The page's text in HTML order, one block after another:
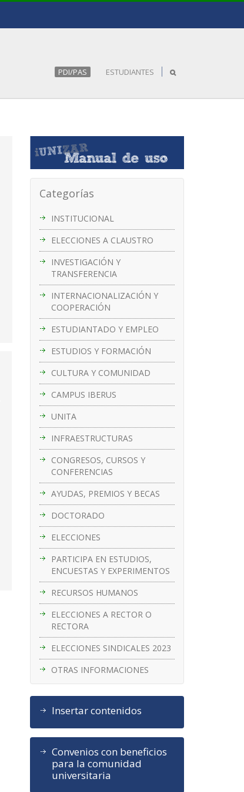
PDI/PAS ESTUDIANTES
Categorías
INSTITUCIONAL
ELECCIONES A CLAUSTRO
INVESTIGACIÓN Y
TRANSFERENCIA
INTERNACIONALIZACIÓN Y
COOPERACIÓN
ESTUDIANTADO Y EMPLEO
ESTUDIOS Y FORMACIÓN
CULTURA Y COMUNIDAD
CAMPUS IBERUS
UNITA
INFRAESTRUCTURAS
CONGRESOS, CURSOS Y
CONFERENCIAS
AYUDAS, PREMIOS Y BECAS
DOCTORADO
ELECCIONES
PARTICIPA EN ESTUDIOS,
ENCUESTAS Y EXPERIMENTOS
RECURSOS HUMANOS
ELECCIONES A RECTOR O
RECTORA
ELECCIONES SINDICALES 2023
OTRAS INFORMACIONES
Insertar contenidos
Convenios con beneficios
para la comunidad
universitaria